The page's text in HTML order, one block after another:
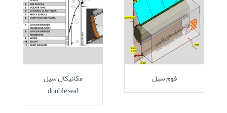
فوم سیل
مکانیکال سیل
double seal